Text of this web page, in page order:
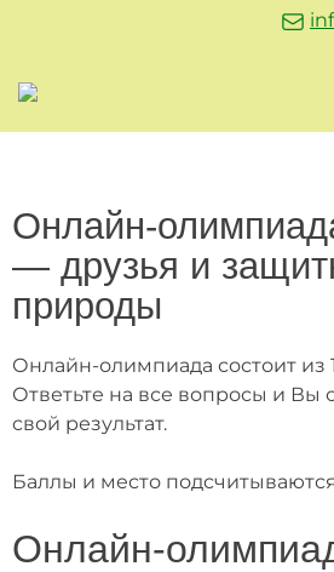
Онлайн-
— друзья и
природы
Онлайн-олимпиада состоит из
Ответьте на все вопросы и Вы
свой результат.
Баллы и место
Онлайн-